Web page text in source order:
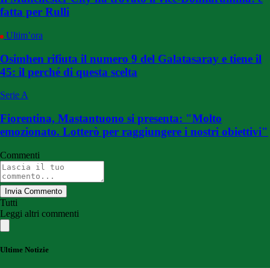
fatta per Rulli
Ultim’ora
Osimhen rifiuta il numero 9 del Galatasaray e tiene il
45: il perché di questa scelta
Serie A
Fiorentina, Mastantuono si presenta: "Molto
emozionato. Lotterò per raggiungere i nostri obiettivi"
Commenti
Invia Commento
Tutti
Leggi altri commenti
Ultime Notizie